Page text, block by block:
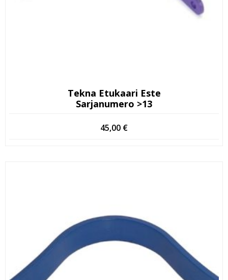
Tekna Etukaari Este
Sarjanumero >13
45,00 €